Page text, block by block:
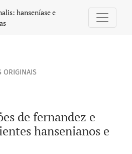
e mitsuda em pacientes
hanseníase e
ORIGINAIS
de fernandez e
hansenianos e